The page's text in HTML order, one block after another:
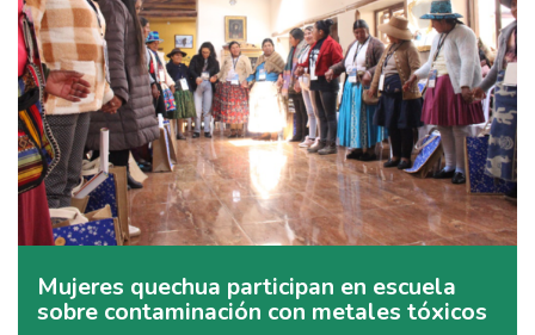
Mujeres quechua participan en escuela
sobre contaminación con metales tóxicos